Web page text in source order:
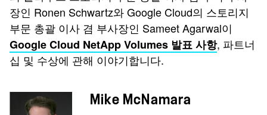
장인 Ronen Schwartz와 Google Cloud의 스토리지
부문 총괄 이사 겸 부사장인 Sameet Agarwal이
Google Cloud NetApp Volumes 발표 사항, 파트너
십 및 수상에 관해 이야기합니다.
Mike McNamara